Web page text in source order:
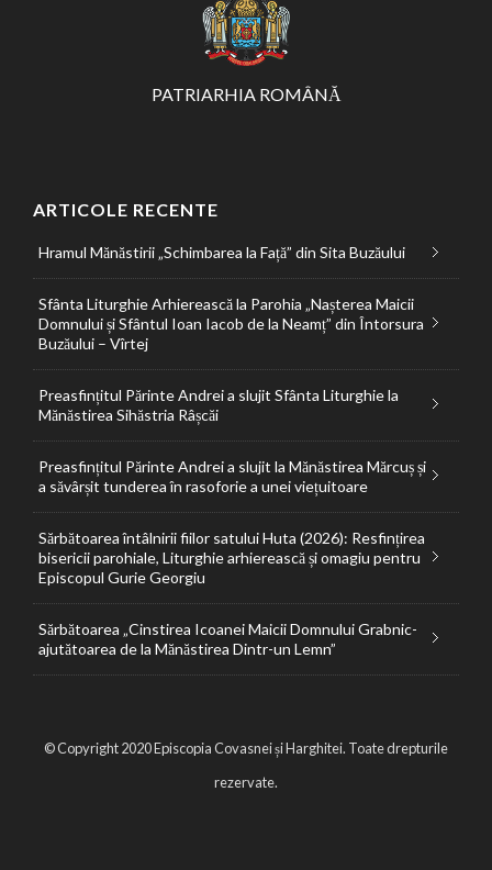
PATRIARHIA ROMÂNĂ
ARTICOLE RECENTE
Hramul Mănăstirii „Schimbarea la Față” din Sita Buzăului
Sfânta Liturghie Arhierească la Parohia „Nașterea Maicii
Domnului și Sfântul Ioan Iacob de la Neamț” din Întorsura
Buzăului – Vîrtej
Preasfințitul Părinte Andrei a slujit Sfânta Liturghie la
Mănăstirea Sihăstria Râșcăi
Preasfințitul Părinte Andrei a slujit la Mănăstirea Mărcuș și
a săvârșit tunderea în rasoforie a unei viețuitoare
Sărbătoarea întâlnirii fiilor satului Huta (2026): Resfințirea
bisericii parohiale, Liturghie arhierească și omagiu pentru
Episcopul Gurie Georgiu
Sărbătoarea „Cinstirea Icoanei Maicii Domnului Grabnic-
ajutătoarea de la Mănăstirea Dintr-un Lemn”
© Copyright 2020 Episcopia Covasnei și Harghitei. Toate drepturile
rezervate.